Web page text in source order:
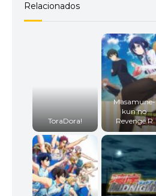
Relacionados
ToraDora!
Masamune-
kun no
Revenge R